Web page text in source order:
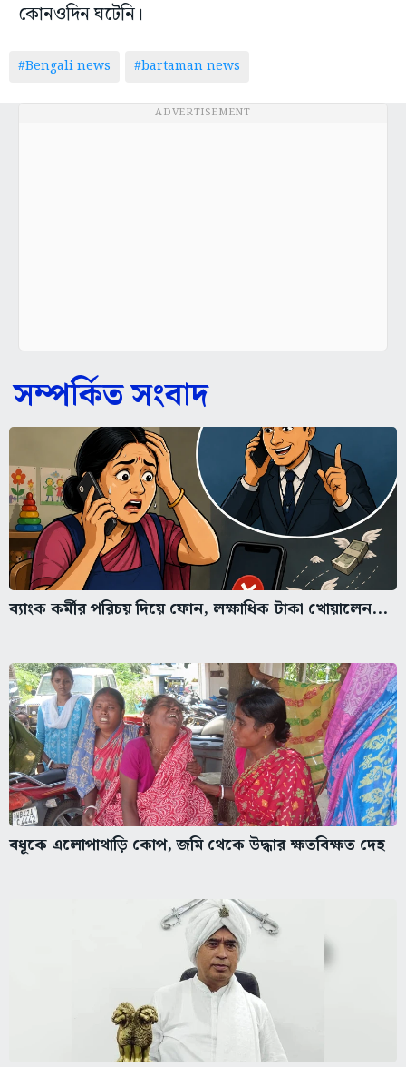
কোনওদিন ঘটেনি।
#Bengali news #bartaman news
ADVERTISEMENT
সম্পর্কিত সংবাদ
ব্যাংক কর্মীর পরিচয় দিয়ে ফোন, লক্ষাধিক টাকা খোয়ালেন...
বধূকে এলোপাথাড়ি কোপ, জমি থেকে উদ্ধার ক্ষতবিক্ষত দেহ